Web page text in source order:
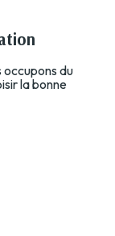
occupons du
la bonne